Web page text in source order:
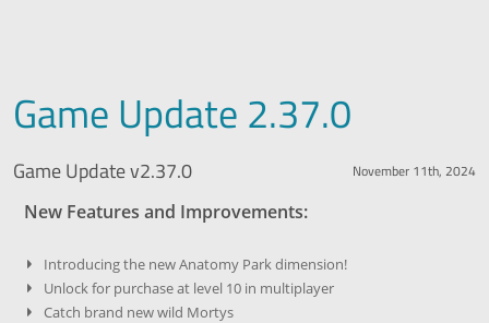
Game Update 2.37.0
Game Update v2.37.0 November 11th, 2024
New Features and Improvements:
Introducing the new Anatomy Park dimension!
Unlock for purchase at level 10 in multiplayer
Catch brand new wild Mortys